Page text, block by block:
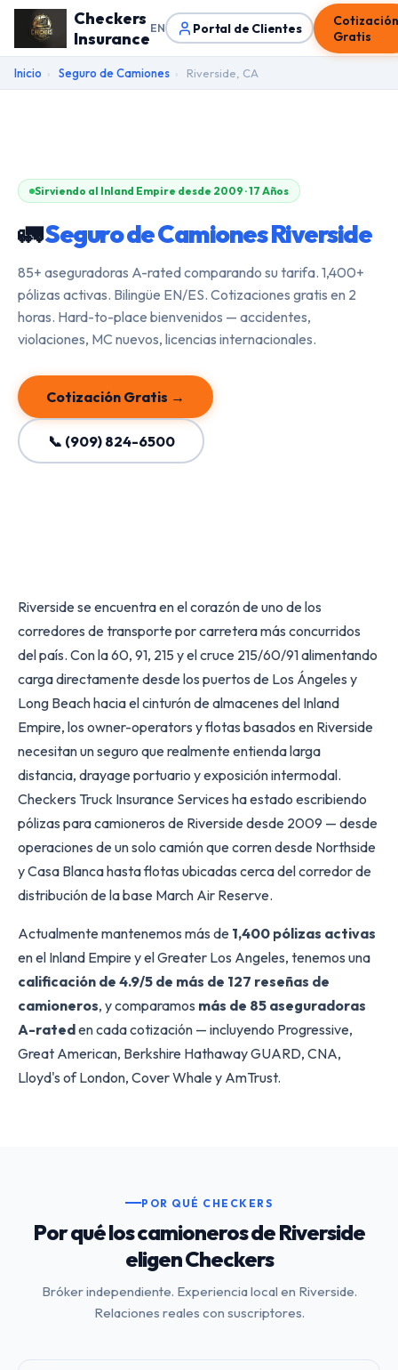
Checkers
InsuranceEN Portal de Clientes
Gratis
Inicio › Seguro de Camiones › Riverside, CA
Sirviendo al Inland Empire desde 2009 · 17 Años
🚛Seguro de Camiones Riverside
85+ aseguradoras A-rated comparando su tarifa. 1,400+
pólizas activas. Bilingüe EN/ES. Cotizaciones gratis en 2
horas. Hard-to-place bienvenidos — accidentes,
violaciones, MC nuevos, licencias internacionales.
Cotización Gratis →
📞 (909) 824-6500
Riverside se encuentra en el corazón de uno de los
corredores de transporte por carretera más concurridos
del país. Con la 60, 91, 215 y el cruce 215/60/91 alimentando
carga directamente desde los puertos de Los Ángeles y
Long Beach hacia el cinturón de almacenes del Inland
Empire, los owner-operators y flotas basados en Riverside
necesitan un seguro que realmente entienda larga
distancia, drayage portuario y exposición intermodal.
Checkers Truck Insurance Services ha estado escribiendo
pólizas para camioneros de Riverside desde 2009 — desde
operaciones de un solo camión que corren desde Northside
y Casa Blanca hasta flotas ubicadas cerca del corredor de
distribución de la base March Air Reserve.
Actualmente mantenemos más de 1,400 pólizas activas
en el Inland Empire y el Greater Los Angeles, tenemos una
calificación de 4.9/5 de más de 127 reseñas de
camioneros, y comparamos más de 85 aseguradoras
A-rateden cada cotización — incluyendo Progressive,
Great American, Berkshire Hathaway GUARD, CNA,
Lloyd's of London, Cover Whale y AmTrust.
POR QUÉ CHECKERS
Por qué los camioneros de Riverside
eligen Checkers
Bróker independiente. Experiencia local en Riverside.
Relaciones reales con suscriptores.